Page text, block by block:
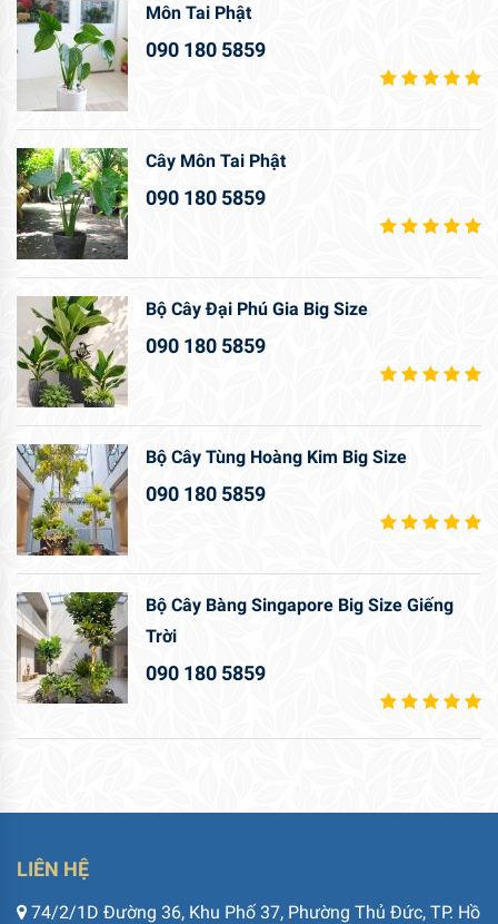
Môn Tai Phật
090 180 5859
Cây Môn Tai Phật
090 180 5859
Bộ Cây Đại Phú Gia Big Size
090 180 5859
Bộ Cây Tùng Hoàng Kim Big Size
090 180 5859
Bộ Cây Bàng Singapore Big Size Giếng
Trời
090 180 5859
LIÊN HỆ
74/2/1D Đường 36, Khu Phố 37, Phường Thủ Đức, TP. Hồ